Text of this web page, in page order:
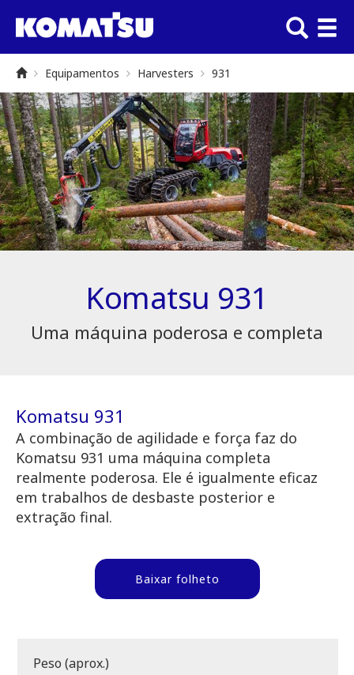
Equipamentos Harvesters 931
Komatsu 931
Uma máquina poderosa e completa
Komatsu 931
A combinação de agilidade e força faz do
Komatsu 931 uma máquina completa
realmente poderosa. Ele é igualmente eficaz
em trabalhos de desbaste posterior e
extração final.
Baixar folheto
Peso (aprox.)